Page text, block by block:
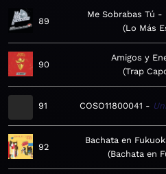
89
Me Sobrabas Tú
Lo Más
90
Amigos y
Trap
91 COSO11800041
92
Bachata en
Bachata en